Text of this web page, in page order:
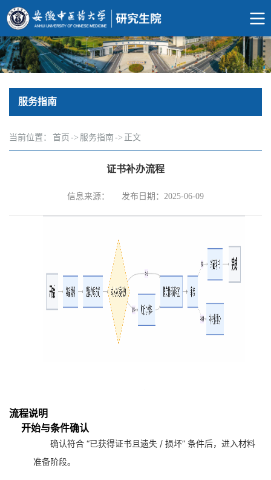
服务指南
当前位置： 首页 -> 服务指南 -> 正文
证书补办流程
信息来源： 发布日期：2025-06-09
流程说明
开始与条件确认
确认符合 “已获得证书且遗失 / 损坏” 条件后，进入材料
准备阶段。